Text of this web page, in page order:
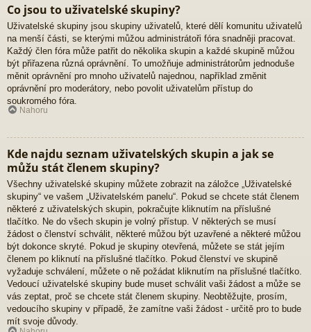
Co jsou to uživatelské skupiny?
Uživatelské skupiny jsou skupiny uživatelů, které dělí komunitu uživatelů
na menší části, se kterými můžou administrátoři fóra snadněji pracovat.
Každý člen fóra může patřit do několika skupin a každé skupině můžou
být přiřazena různá oprávnění. To umožňuje administrátorům jednoduše
měnit oprávnění pro mnoho uživatelů najednou, například změnit
oprávnění pro moderátory, nebo povolit uživatelům přístup do
soukromého fóra.
Nahoru
Kde najdu seznam uživatelských skupin a jak se
můžu stát členem skupiny?
Všechny uživatelské skupiny můžete zobrazit na záložce „Uživatelské
skupiny“ ve vašem „Uživatelském panelu“. Pokud se chcete stát členem
některé z uživatelských skupin, pokračujte kliknutím na příslušné
tlačítko. Ne do všech skupin je volný přístup. V některých se musí
žádost o členství schválit, některé můžou být uzavřené a některé můžou
být dokonce skryté. Pokud je skupiny otevřená, můžete se stát jejím
členem po kliknutí na příslušné tlačítko. Pokud členství ve skupině
vyžaduje schválení, můžete o ně požádat kliknutím na příslušné tlačítko.
Vedoucí uživatelské skupiny bude muset schválit vaši žádost a může se
vás zeptat, proč se chcete stát členem skupiny. Neobtěžujte, prosím,
vedoucího skupiny v případě, že zamítne vaši žádost - určitě pro to bude
mít svoje důvody.